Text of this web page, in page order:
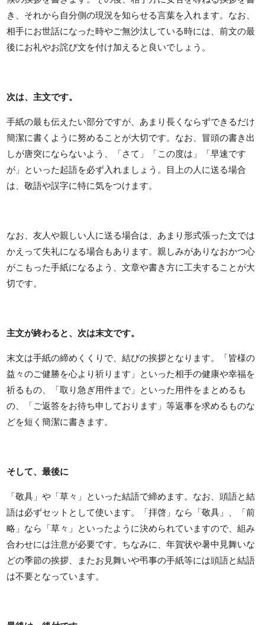
き、それから自分側の現況を知らせる言葉を入れます。なお、
相手にお世話になった時やご無沙汰している時には、前文の最
後にお礼やお詫び文を付け加えると良いでしょう。
次は、主文です。
手紙の最も伝えたい部分ですが、あまり長くならずできるだけ
簡潔に書くように努めることが大切です。なお、冒頭の書き出
しが唐突にならないよう、「さて」「この度は」「早速です
が」といった起語を必ず入れましょう。目上の人に送る場合
は、敬語や誤字に特に気をつけます。
なお、友人や親しい人に送る場合は、あまり形式張った文では
かえって失礼になる場合もあります。親しみがありなおかつ心
がこもった手紙になるよう、文章や書き方に工夫することが大
切です。
主文が終わると、次は末文です。
末文は手紙の締めくくりで、結びの挨拶となります。「皆様の
益々のご健勝を心より祈ります」といった相手の健康や幸福を
祈るもの、「取り急ぎ用件まで」といった用件をまとめるも
の、「ご返答をお待ち申しております」等返事を求めるものな
どを短く簡潔に書きます。
そして、最後に
「敬具」や「草々」といった結語で締めます。なお、頭語と結
語は必ずセットとして使います。「拝啓」なら「敬具」、「前
略」なら「草々」といったように決められていますので、組み
合わせには注意が必要です。ちなみに、年賀状や暑中見舞いな
どの季節の挨拶、またお見舞いや弔事の手紙等には頭語と結語
は不要となっています。